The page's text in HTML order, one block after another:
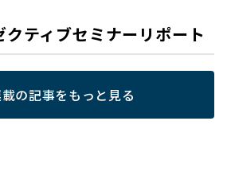
ティブセミナーリポート
の記事をもっと見る